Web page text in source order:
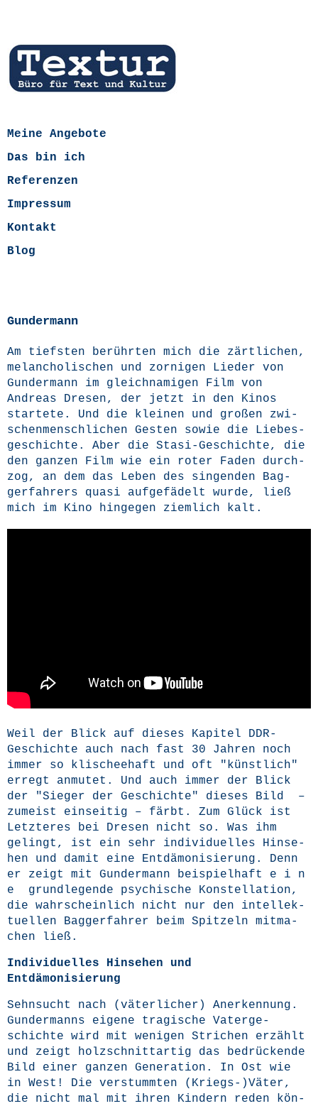
Meine Angebote
Das bin ich
Referenzen
Impressum
Kontakt
Blog
Gundermann
Am tiefs­ten berühr­ten mich die zärt­li­chen,
melan­cho­li­schen und zor­ni­gen Lie­der von
Gun­der­mann im gleich­na­mi­gen Film von
Andre­as Dre­sen, der jetzt in den Kinos
star­te­te. Und die klei­nen und gro­ßen zwi­
schen­mensch­li­chen Ges­ten sowie die Lie­bes­
ge­schich­te. Aber die Sta­si-Geschich­te, die
den gan­zen Film wie ein roter Faden durch­
zog, an dem das Leben des sin­gen­den Bag­
ger­fah­rers qua­si auf­ge­fä­delt wur­de, ließ
mich im Kino hin­ge­gen ziem­lich kalt.
Weil der Blick auf die­ses Kapi­tel DDR-
Geschich­te auch nach fast 30 Jah­ren noch
immer so kli­schee­haft und oft "künst­lich"
erregt anmu­tet. Und auch immer der Blick
der "Sie­ger der Geschich­te" die­ses Bild –
zumeist ein­sei­tig – färbt. Zum Glück ist
Letz­te­res bei Dre­sen nicht so. Was ihm
gelingt, ist ein sehr indi­vi­du­el­les Hin­se­
hen und damit eine Ent­dä­mo­ni­sie­rung. Denn
er zeigt mit Gun­der­mann bei­spiel­haft e i n
e grund­le­gen­de psy­chi­sche Kon­stel­la­ti­on,
die wahr­schein­lich nicht nur den intel­lek­
tu­el­len Bag­ger­fah­rer beim Spit­zeln mit­ma­
chen ließ.
Indi­vi­du­el­les Hin­se­hen und
Entdämonisierung
Sehn­sucht nach (väter­li­cher) Aner­ken­nung.
Gun­der­manns eige­ne tra­gi­sche Vater­ge­
schich­te wird mit weni­gen Stri­chen erzählt
und zeigt holz­schnitt­ar­tig das bedrü­cken­de
Bild einer gan­zen Gene­ra­ti­on. In Ost wie
in West! Die ver­stumm­ten (Kriegs-)Väter,
die nicht mal mit ihren Kin­dern reden kön­